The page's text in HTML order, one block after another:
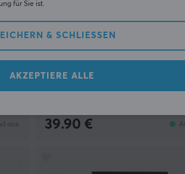
-
aus 39.90 €
für Sie ist.
& SCHLIESSEN
AKZEPTIERE ALLE